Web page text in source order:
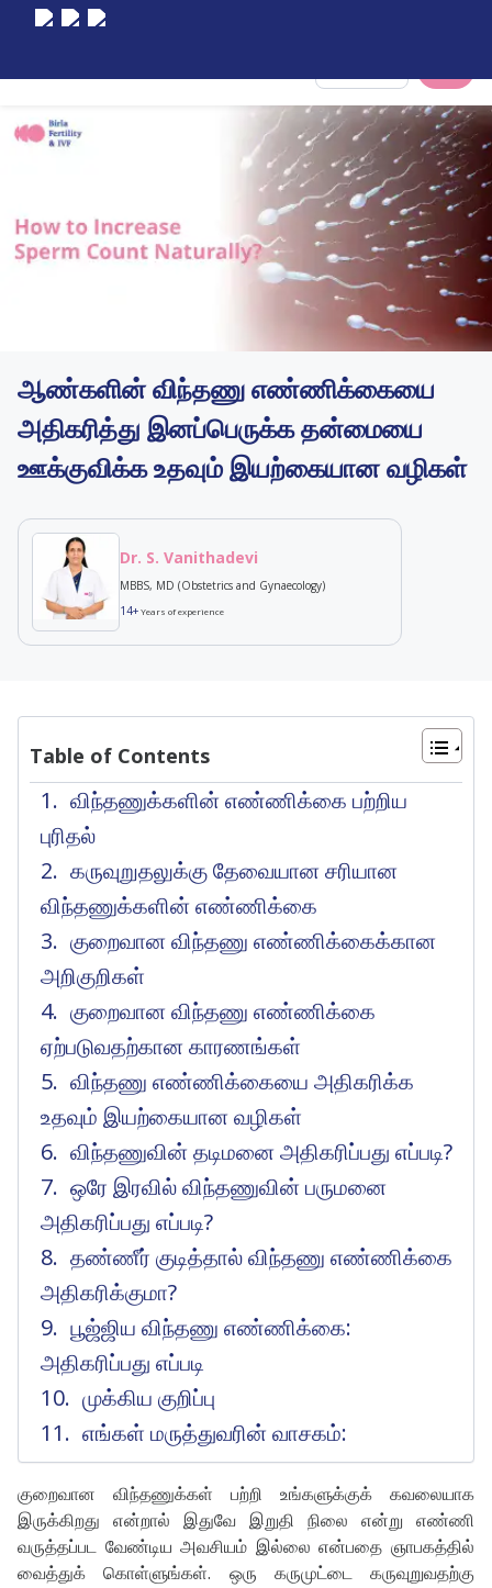
ஆண்களின் விந்தணு எண்ணிக்கையை
அதிகரித்து இனப்பெருக்க தன்மையை
ஊக்குவிக்க உதவும் இயற்கையான வழிகள்
Dr. S. Vanithadevi
MBBS, MD (Obstetrics and Gynaecology)
14+Years of experience
Table of Contents
விந்தணுக்களின் எண்ணிக்கை பற்றிய
புரிதல்
கருவுறுதலுக்கு தேவையான சரியான
விந்தணுக்களின் எண்ணிக்கை
குறைவான விந்தணு எண்ணிக்கைக்கான
அறிகுறிகள்
குறைவான விந்தணு எண்ணிக்கை
ஏற்படுவதற்கான காரணங்கள்
விந்தணு எண்ணிக்கையை அதிகரிக்க
உதவும் இயற்கையான வழிகள்
விந்தணுவின் தடிமனை அதிகரிப்பது எப்படி?
ஒரே இரவில் விந்தணுவின் பருமனை
அதிகரிப்பது எப்படி?
தண்ணீர் குடித்தால் விந்தணு எண்ணிக்கை
அதிகரிக்குமா?
பூஜ்ஜிய விந்தணு எண்ணிக்கை:
அதிகரிப்பது எப்படி
முக்கிய குறிப்பு
எங்கள் மருத்துவரின் வாசகம்:
குறைவான விந்தணுக்கள் பற்றி உங்களுக்குக் கவலையாக
இருக்கிறது என்றால் இதுவே இறுதி நிலை என்று எண்ணி
வருத்தப்பட வேண்டிய அவசியம் இல்லை என்பதை ஞாபகத்தில்
வைத்துக் கொள்ளுங்கள். ஒரு கருமுட்டை கருவுறுவதற்கு